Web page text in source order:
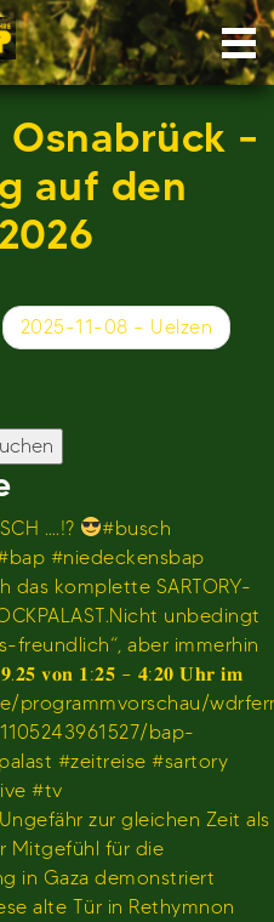
–
auf den
2025-11-08 – Uelzen
….!?
#busch
#niedeckensbap
das komplette SARTORY-
unbedingt
freundlich“, aber immerhin
𝐯𝐨𝐧 𝟏:𝟐𝟓 – 𝟒:𝟐𝟎 𝐔𝐡𝐫 𝐢𝐦
bap-
#zeitreise #sartory
#tv
Ungefähr zur gleichen Zeit als
Mitgefühl für die
in Gaza demonstriert
alte Tür in Rethymnon